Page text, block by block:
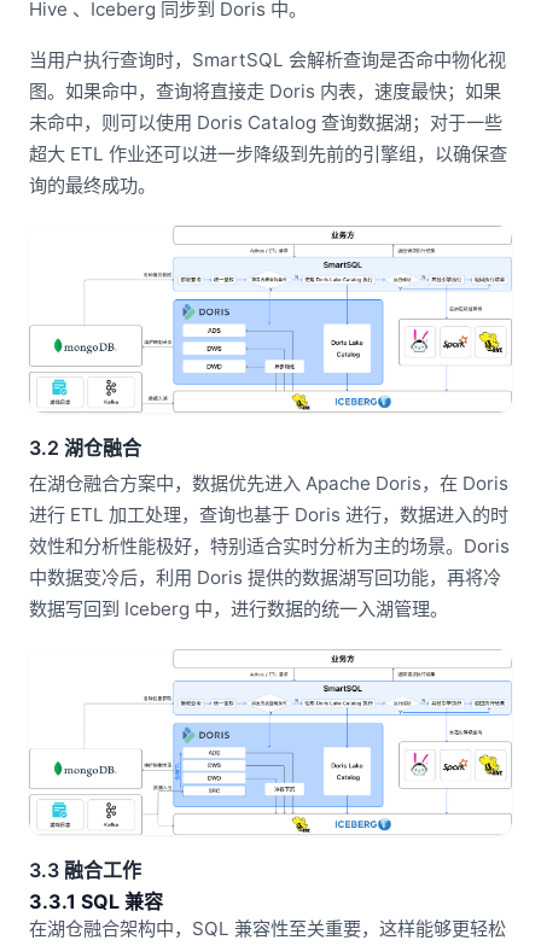
Hive 、Iceberg 同步到 Doris 中。
当用户执行查询时，SmartSQL 会解析查询是否命中物化视
图。如果命中，查询将直接走 Doris 内表，速度最快；如果
未命中，则可以使用 Doris Catalog 查询数据湖；对于一些
超大 ETL 作业还可以进一步降级到先前的引擎组，以确保查
询的最终成功。
3.2 湖仓融合
在湖仓融合方案中，数据优先进入 Apache Doris，在 Doris
进行 ETL 加工处理，查询也基于 Doris 进行，数据进入的时
效性和分析性能极好，特别适合实时分析为主的场景。Doris
中数据变冷后，利用 Doris 提供的数据湖写回功能，再将冷
数据写回到 Iceberg 中，进行数据的统一入湖管理。
3.3 融合工作
3.3.1 SQL 兼容
在湖仓融合架构中，SQL 兼容性至关重要，这样能够更轻松